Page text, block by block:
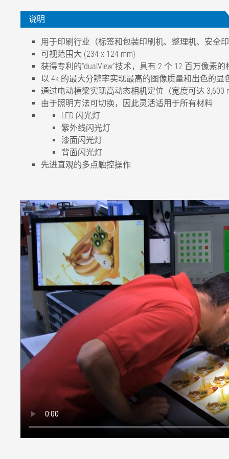
说明
用于印刷行业（标签和包装印刷机、整理机、安全
可视范围大 (234 x 124 mm)
获得专利的“dualView”技术，具有 2 个 12 百万像素的
以 4k 的最大分辨率实现最高的图像质量和出色的显
通过电动横梁实现高动态相机定位（宽度可达 3,600
由于照明方法可切换，因此灵活适用于所有材料
LED 闪光灯
紫外线闪光灯
漆面闪光灯
背面闪光灯
先进直观的多点触控操作
可视范围
W 234 x 124 mm
T 51 x 27 mm // T 74 x 39 mm
分辨率
56 μm/ 450 dpi
12 μm/ 2,080 dpi // 18 µm/ 1,422 dpi
闪光灯
暗场（用于印刷监控）
明场（用于漆面监控）
紫外线（用于荧光色）
防护等级
IP 40
用于幅面表面
纸张、铝、薄膜（不透明、透明
工业计算机
工作电压
90 - 240 V AC / 400 W (±10%)
额定频率
50 - 60 Hz
防护等级
IP 30
DisplayPort / DVI / USB
工作电压
90 - 240 V AC / 120 W (±10%)
接口
DVI / DisplayPort
分辨率
1920 x 1080 (Full HD)
显示器类型
多点触控